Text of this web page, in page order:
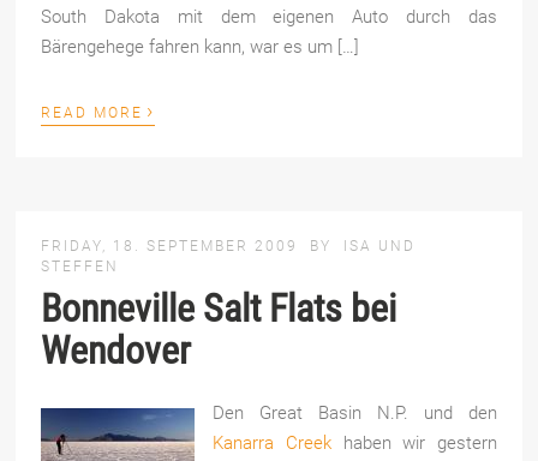
South Dakota mit dem eigenen Auto durch das
Bärengehege fahren kann, war es um […]
READ MORE ›
FRIDAY, 18. SEPTEMBER 2009 BY
ISA UND
STEFFEN
Bonneville Salt Flats bei
Wendover
Den Great Basin N.P. und den
Kanarra Creek haben wir gestern